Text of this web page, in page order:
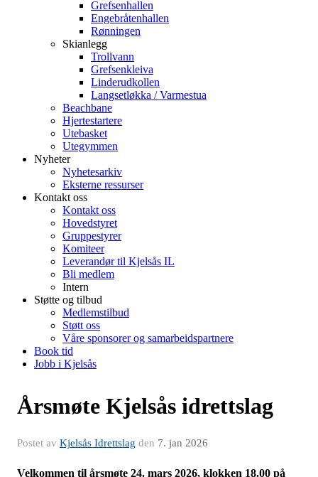
Grefsenhallen
Engebråtenhallen
Rønningen
Skianlegg
Trollvann
Grefsenkleiva
Linderudkollen
Langsetløkka / Varmestua
Beachbane
Hjertestartere
Utebasket
Utegymmen
Nyheter
Nyhetesarkiv
Eksterne ressurser
Kontakt oss
Kontakt oss
Hovedstyret
Gruppestyrer
Komiteer
Leverandør til Kjelsås IL
Bli medlem
Intern
Støtte og tilbud
Medlemstilbud
Støtt oss
Våre sponsorer og samarbeidspartnere
Book tid
Jobb i Kjelsås
Årsmøte Kjelsås idrettslag
Postet av Kjelsås Idrettslag den 7. jan 2026
Velkommen til årsmøte 24. mars 2026, klokken 18.00 på